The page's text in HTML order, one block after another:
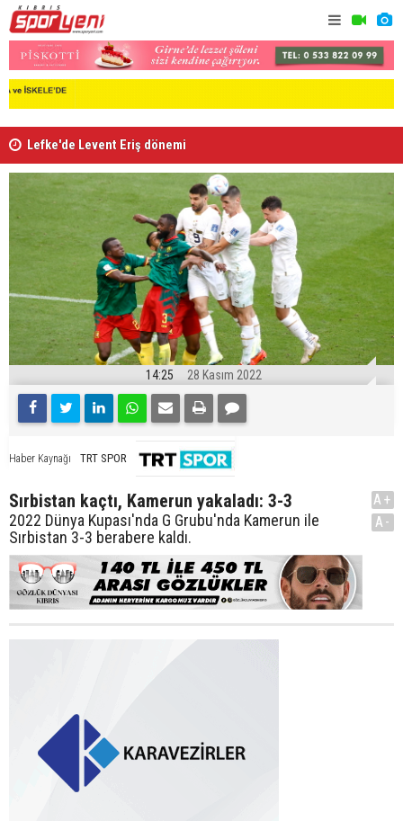
Lefke'de Levent Eriş dönemi
14:25 28 Kasım 2022
Haber Kaynağı TRT SPOR
Sırbistan kaçtı, Kamerun yakaladı: 3-3
2022 Dünya Kupası'nda G Grubu'nda Kamerun ile
Sırbistan 3-3 berabere kaldı.
A+
A-